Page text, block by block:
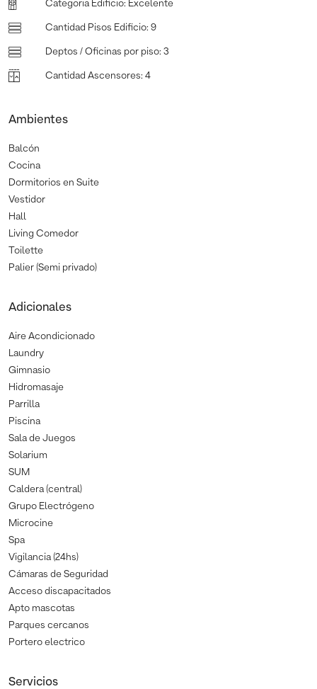
Categoria Edificio: Excelente
Cantidad Pisos Edificio: 9
Deptos / Oficinas por piso: 3
Cantidad Ascensores: 4
Ambientes
Balcón
Cocina
Dormitorios en Suite
Vestidor
Hall
Living Comedor
Toilette
Palier (Semi privado)
Adicionales
Aire Acondicionado
Laundry
Gimnasio
Hidromasaje
Parrilla
Piscina
Sala de Juegos
Solarium
SUM
Caldera (central)
Grupo Electrógeno
Microcine
Spa
Vigilancia (24hs)
Cámaras de Seguridad
Acceso discapacitados
Apto mascotas
Parques cercanos
Portero electrico
Servicios